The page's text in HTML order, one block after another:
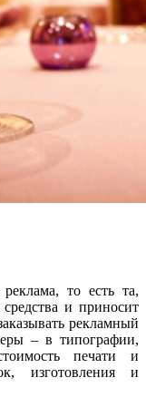
то есть та,
и приносит
рекламный
– в типографии,
печати и
изготовления и